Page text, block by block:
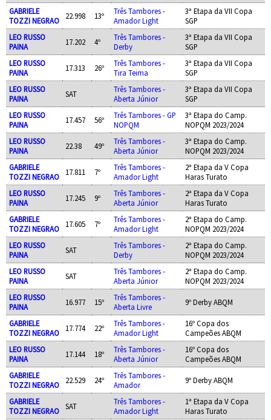
GABRIELE
TOZZI NEGRAO
22.998 13º
Três Tambores -
Amador Light
3ª Etapa da VII Copa
SGP
LEO RUSSO
PAINA
17.202 4º
Três Tambores -
Derby
3ª Etapa da VII Copa
SGP
LEO RUSSO
PAINA
17.313 26º
Três Tambores -
Tira Teima
3ª Etapa da VII Copa
SGP
LEO RUSSO
PAINA
SAT
Três Tambores -
Aberta Júnior
3ª Etapa da VII Copa
SGP
LEO RUSSO
PAINA
17.457 56º
Três Tambores - GP
NOPQM
3ª Etapa do Camp.
NOPQM 2023/2024
LEO RUSSO
PAINA
22.38 49º
Três Tambores -
Aberta Júnior
3ª Etapa do Camp.
NOPQM 2023/2024
GABRIELE
TOZZI NEGRAO
17.811 7º
Três Tambores -
Amador Light
2ª Etapa da V Copa
Haras Turato
LEO RUSSO
PAINA
17.245 9º
Três Tambores -
Aberta Júnior
2ª Etapa da V Copa
Haras Turato
GABRIELE
TOZZI NEGRAO
17.605 7º
Três Tambores -
Amador Light
2ª Etapa do Camp.
NOPQM 2023/2024
LEO RUSSO
PAINA
SAT
Três Tambores -
Derby
2ª Etapa do Camp.
NOPQM 2023/2024
LEO RUSSO
PAINA
SAT
Três Tambores -
Aberta Júnior
2ª Etapa do Camp.
NOPQM 2023/2024
LEO RUSSO
PAINA
16.977 15º
Três Tambores -
Aberta Livre
9º Derby ABQM
GABRIELE
TOZZI NEGRAO
17.774 22º
Três Tambores -
Amador Light
16º Copa dos
Campeões ABQM
LEO RUSSO
PAINA
17.144 18º
Três Tambores -
Aberta Júnior
16º Copa dos
Campeões ABQM
GABRIELE
TOZZI NEGRAO
22.529 24º
Três Tambores -
Amador
9º Derby ABQM
GABRIELE
TOZZI NEGRAO
SAT
Três Tambores -
Amador Light
1ª Etapa da V Copa
Haras Turato